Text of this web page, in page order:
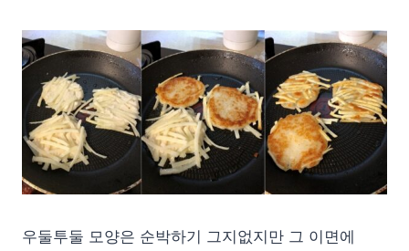
우둘투둘 모양은 순박하기 그지없지만 그 이면에